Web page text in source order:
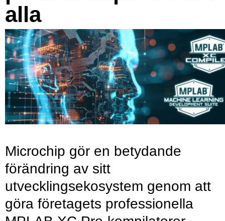
alla
Microchip gör en betydande
förändring av sitt
utvecklingsekosystem genom att
göra företagets professionella